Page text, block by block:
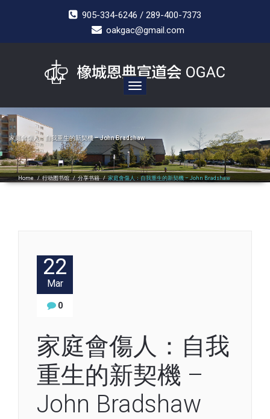
905-334-6246 / 289-400-7373
oakgac@gmail.com
Toggle
navigation
家庭會傷人：自我重生的新契機 – John Bradshaw
Home/行动图书馆/分享书籍/家庭會傷人：自我重生的新契機 – John Bradshaw
22
Mar
0
家庭會傷人：自我
重生的新契機 –
John Bradshaw